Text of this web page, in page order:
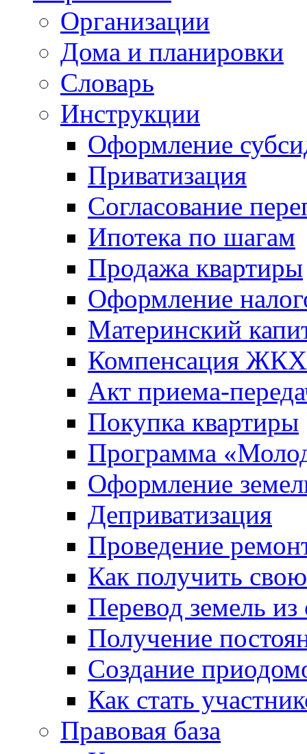
Организации
Дома и планировки
Словарь
Инструкции
Оформление
Приватизация
Согласование
Ипотека по шагам
Продажа квартиры
Оформление
Материнский
Компенсация ЖКХ
Акт приема-
Покупка квартиры
Программа
Оформление
Деприватизация
Проведение
Как получить
Перевод земель
Получение
Создание
Как стать
Правовая база